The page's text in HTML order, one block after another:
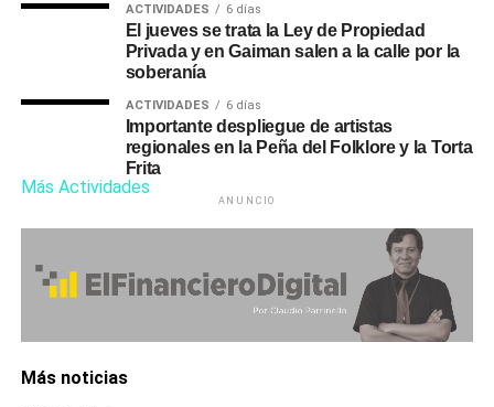
ACTIVIDADES 6 días
El jueves se trata la Ley de Propiedad
Privada y en Gaiman salen a la calle por la
soberanía
ACTIVIDADES 6 días
Importante despliegue de artistas
regionales en la Peña del Folklore y la Torta
Frita
Más Actividades
ANUNCIO
Más noticias